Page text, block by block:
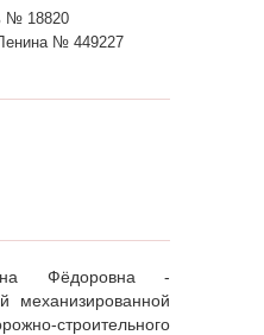
№ 18820
№ 449227
Фёдоровна -
механизированной
строительного